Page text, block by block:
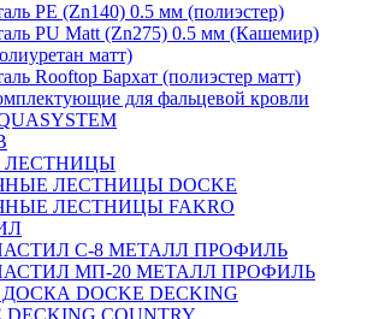
PE (Zn140) 0.5 мм (полиэстер)
PU Matt (Zn275) 0.5 мм (Кашемир)
матт)
Rooftop Бархат (полиэстер матт)
для фальцевой кровли
ЛЕСТНИЦЫ
ЛЕСТНИЦЫ DOCKE
ЛЕСТНИЦЫ FAKRO
C-8 МЕТАЛЛ ПРОФИЛЬ
МП-20 МЕТАЛЛ ПРОФИЛЬ
DOCKE DECKING
DECKING COUNTRY